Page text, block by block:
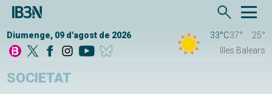
Diumenge, 09 d'agost de 2026 33°C37°
25°
Illes Balears
SOCIETAT